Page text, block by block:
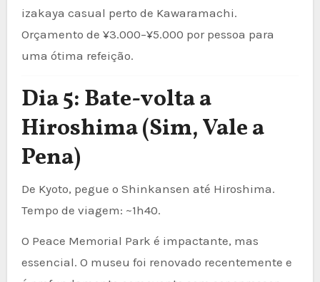
izakaya casual perto de Kawaramachi.
Orçamento de ¥3.000–¥5.000 por pessoa para
uma ótima refeição.
Dia 5: Bate-volta a
Hiroshima (Sim, Vale a
Pena)
De Kyoto, pegue o Shinkansen até Hiroshima.
Tempo de viagem: ~1h40.
O Peace Memorial Park é impactante, mas
essencial. O museu foi renovado recentemente e